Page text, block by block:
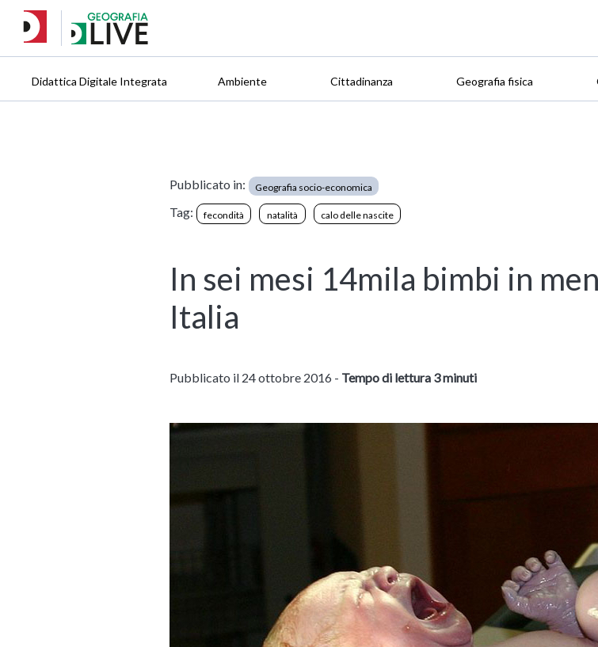
Didattica Digitale Integrata Ambiente Cittadinanza Geografia fisica
Pubblicato in: Geografia socio-economica
Tag: fecondità natalità calo delle nascite
In sei mesi 14mila bimbi in
Italia
Pubblicato il 24 ottobre 2016 - Tempo di lettura 3 minuti